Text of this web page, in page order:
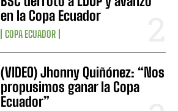
en la Copa Ecuador
COPA ECUADOR
(VIDEO) Jhonny Quiñónez: “Nos
propusimos ganar la Copa
Ecuador”